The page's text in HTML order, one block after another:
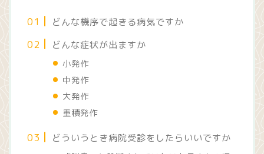
どんな機序で起きる病気ですか
どんな症状が出ますか
小発作
中発作
大発作
重積発作
どういうとき病院受診をしたらいいですか